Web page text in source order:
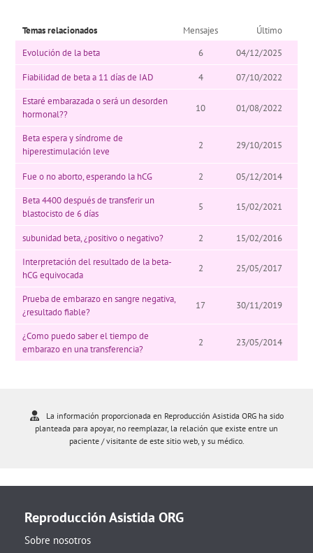
Temas relacionados Mensajes
Último
Evolución de la beta
6 04/12/2025
Fiabilidad de beta a 11 días de IAD 4
07/10/2022
Estaré embarazada o será un desorden
hormonal??
10 01/08/2022
Beta espera y síndrome de
hiperestimulación leve
2 29/10/2015
Fue o no aborto, esperando la hCG 2
05/12/2014
Beta 4400 después de transferir un
blastocisto de 6 días
5 15/02/2021
subunidad beta, ¿positivo o negativo? 2
15/02/2016
Interpretación del resultado de la beta-
hCG equivocada
2 25/05/2017
Prueba de embarazo en sangre negativa,
¿resultado fiable?
17 30/11/2019
¿Como puedo saber el tiempo de
embarazo en una transferencia?
2 23/05/2014
La información proporcionada en Reproducción Asistida ORG ha sido
planteada para apoyar, no reemplazar, la relación que existe entre un
paciente / visitante de este sitio web, y su médico.
Reproducción Asistida ORG
Sobre nosotros